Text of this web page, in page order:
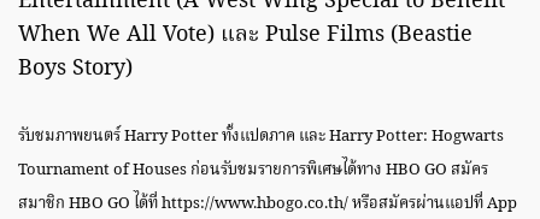
When We All Vote) และ Pulse Films (Beastie
Boys Story)
รับชมภาพยนตร์ Harry Potter ทั้งแปดภาค และ Harry Potter: Hogwarts
Tournament of Houses ก่อนรับชมรายการพิเศษได้ทาง HBO GO สมัคร
สมาชิก HBO GO ได้ที่ https://www.hbogo.co.th/ หรือสมัครผ่านแอปที่ App